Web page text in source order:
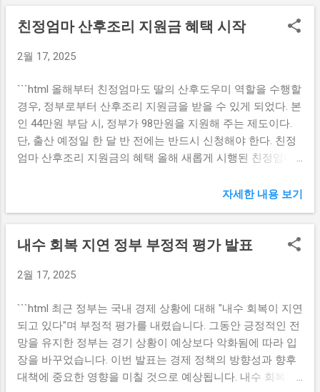
편리하게 금융 서비스를 이용하고 싶어 하며, 기념일이나 특
별한 날을 위해 통장을 선물하는 것보다는 다른 유형의 경험
ESG(환경·사회·지배구조)를 고려한 제품이나 서비스에도 큰
추어 소비자들에게 지속 가능성이나 친환경적인 부분을 강조
하며 새로운 상품을 출시하고 있다. ‘기록통장’과 같은 서비스
는 이러한 요구에 부합할 수 있는 대안으로 떠오르고 있으
며,...
변화는 은행들이 리스크를 줄이고 경쟁력을 유지하기 위해
저원가성 예금에 집중하게 만드는 중요한 요인이다. 또한, 많
을 계속하고 있다. 예를 들어, 몇몇 은행은 자산 관리 서비스,
고 있다. 이러한 노력은 결국 고객의 충성도를 증가시키고, 장
기적인 예금 확보에 기여할 것으로 보인다. 더 나아가, 일부
은행들은 디지털 뱅킹 서비스를 강화하여 고객이 언제 어디
서나 편리하게 이용할 수 있는 환경을 조성하고 있다. 이러한
접근 방식은 특히 젊은 세대와 모바일 중심의 고객층을 겨냥
에서 유리한 위치를 차지하기 위해 기술 투자와 마케팅 전략
을 지속적으로 강화해야 할 것이다. 저원가성 예금의 유리한
에게 제공되는 이자율이다. 시중은행들은 저원가성 예금을
쟁력 있는 금리를 제공할 여력이 생긴다. 이러한 높은 이자율
은행 입장에서도 자금확보에 유리하다. 또한, 예대금리차가
줄어들면서 은행들은 저원가성 예금을 포함한 다양한 상품을
접하고 운용할 수 있는 기회를 찾아야 한다. 이를 통해 얻은
자금을 바탕으로 다양한 투자와 대출 상품을 제공할 수 있으
며,...
친정엄마 산후조리 지원금 혜택 시작
2월 17, 2025
```html 올해부터 친정엄마도 딸의 산후도우미 역할을 수행할
경우, 정부로부터 산후조리 지원금을 받을 수 있게 되었다. 본
인 44만원 부담 시, 정부가 98만원을 지원해 주는 제도이다.
단, 출산 예정일 한 달 반 전에는 반드시 신청해야 한다. 친정
엄마 산후조리 지원금의 혜택 올해 새롭게 시행된 친정엄마
딸의 산후도우미로 활동할 수 있도록 지원하는 제도이다. 이
적인 환경을 제공하여 건강한 성장을 지원하는 데 기여할 수
있다. 정부에서 지원하는 금액은 본인이 부담하는 44만원에
덜 수 있다. 특히, 첫 아이를 출산하는 경우에는 많은 부모들
육에 대한 부담이 줄어들 것으로 기대된다. 이 지원금을 받기
위해서는 출산 예정일 기준으로 한 달 반 전에 반드시 신청해
야 하며, 이를 통해 사전에 준비할 수 있는 시간을 가지도록
하는 것은 매우 중요하다. 정확한 신청 방법과 요건에 대해서
는 각 지역의 보건소나 관련 기관에서 확인할 수 있다. 출산
자세한 내용 보기
내수 회복 지연 정부 부정적 평가 발표
2월 17, 2025
```html 최근 정부는 국내 경제 상황에 대해 "내수 회복이 지연
되고 있다"며 부정적 평가를 내렸습니다. 그동안 긍정적인 전
망을 유지한 정부는 경기 상황이 예상보다 악화됨에 따라 입
장을 바꾸었습니다. 이번 발표는 경제 정책의 방향성과 향후
대책에 중요한 영향을 미칠 것으로 예상됩니다. 내수 회복의